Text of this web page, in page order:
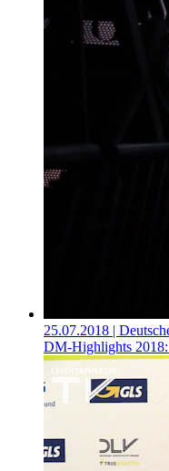
25.07.2018 |
DM-Highlights